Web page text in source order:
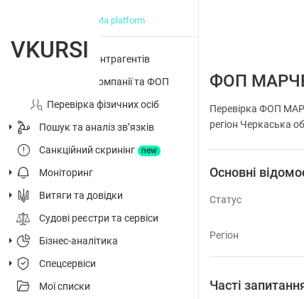
big data platform
Перевірка контрагентів
Досьє на компанії та ФОП
Перевірка фізичних осіб
Пошук та аналіз звʼязків
Санкційний скринінг
new
Моніторинг
Витяги та довідки
Судові реєстри та сервіси
Бізнес-аналітика
Спецсервіси
Мої списки
ФОП
Перевірка ФОП
регіон Черкаська
Основні
Статус
Регіон
Часті
VKURSI